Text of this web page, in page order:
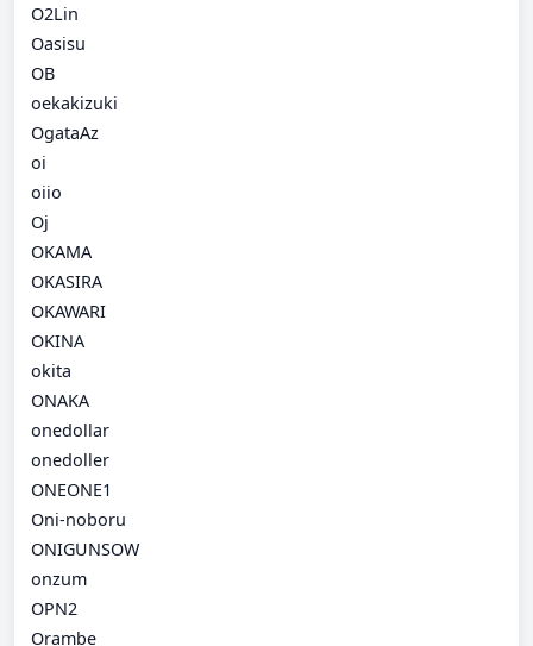
O2Lin
Oasisu
OB
oekakizuki
OgataAz
oi
oiio
Oj
OKAMA
OKASIRA
OKAWARI
OKINA
okita
ONAKA
onedollar
onedoller
ONEONE1
Oni-noboru
ONIGUNSOW
onzum
OPN2
Orambe